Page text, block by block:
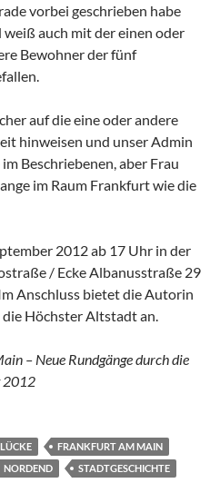
vorbei geschrieben habe
auch mit der einen oder
Bewohner der fünf
auf die eine oder andere
hinweisen und unser Admin
Beschriebenen, aber Frau
im Raum Frankfurt wie die
2012 ab 17 Uhr in der
/ Ecke Albanusstraße 29
Anschluss bietet die Autorin
Höchster Altstadt an.
– Neue Rundgänge durch die
2012
FRANKFURT AM MAIN
NORDEND
STADTGESCHICHTE